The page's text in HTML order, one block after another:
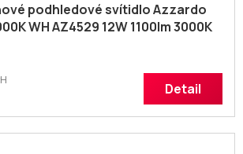
podhledové svítidlo Azzardo
WH AZ4529 12W 1100lm 3000K
Detail